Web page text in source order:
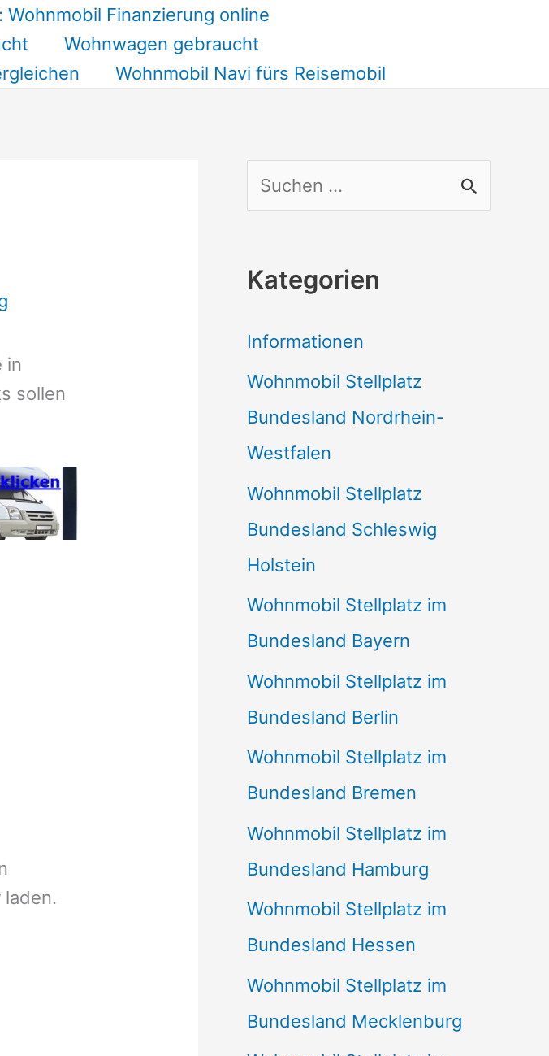
Wohnmobil Finanzierung online
Wohnwagen gebraucht
Wohnmobil Navi fürs Reisemobil
in
sollen
laden.
u
h
n
a
c
h
:
Kategorien
Informationen
Wohnmobil Stellplatz
Bundesland Nordrhein-
Westfalen
Wohnmobil Stellplatz
Bundesland Schleswig
Holstein
Wohnmobil Stellplatz im
Bundesland Bayern
Wohnmobil Stellplatz im
Bundesland Berlin
Wohnmobil Stellplatz im
Bundesland Bremen
Wohnmobil Stellplatz im
Bundesland Hamburg
Wohnmobil Stellplatz im
Bundesland Hessen
Wohnmobil Stellplatz im
Bundesland Mecklenburg